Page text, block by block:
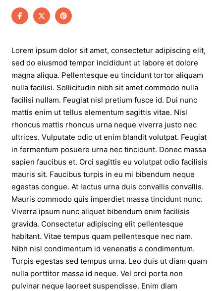
Lorem ipsum dolor sit amet, consectetur adipiscing elit,
sed do eiusmod tempor incididunt ut labore et dolore
magna aliqua. Pellentesque eu tincidunt tortor aliquam
nulla facilisi. Sollicitudin nibh sit amet commodo nulla
facilisi nullam. Feugiat nisl pretium fusce id. Dui nunc
mattis enim ut tellus elementum sagittis vitae. Nisl
rhoncus mattis rhoncus urna neque viverra justo nec
ultrices. Vulputate odio ut enim blandit volutpat. Feugiat
in fermentum posuere urna nec tincidunt. Donec massa
sapien faucibus et. Orci sagittis eu volutpat odio facilisis
mauris sit. Faucibus turpis in eu mi bibendum neque
egestas congue. At lectus urna duis convallis convallis.
Mauris commodo quis imperdiet massa tincidunt nunc.
Viverra ipsum nunc aliquet bibendum enim facilisis
gravida. Consectetur adipiscing elit pellentesque
habitant. Vitae tempus quam pellentesque nec nam.
Nibh nisl condimentum id venenatis a condimentum.
Turpis egestas sed tempus urna. Leo duis ut diam quam
nulla porttitor massa id neque. Vel orci porta non
pulvinar neque laoreet suspendisse. Enim diam